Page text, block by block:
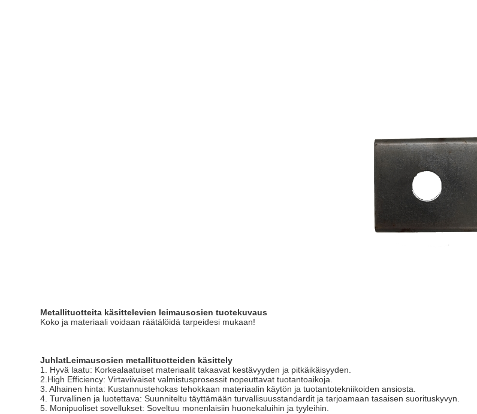
Metallituotteita käsittelevien leimausosien tuotekuvaus
Koko ja materiaali voidaan räätälöidä tarpeidesi mukaan!
JuhlatLeimausosien metallituotteiden käsittely
1. Hyvä laatu: Korkealaatuiset materiaalit takaavat kestävyyden ja pitkäikäisyyden.
2.High Efficiency: Virtaviivaiset valmistusprosessit nopeuttavat tuotantoaikoja.
3. Alhainen hinta: Kustannustehokas tehokkaan materiaalin käytön ja tuotantotekniikoiden ansiosta.
4. Turvallinen ja luotettava: Suunniteltu täyttämään turvallisuusstandardit ja tarjoamaan tasaisen suorituskyvyn.
5. Monipuoliset sovellukset: Soveltuu monenlaisiin huonekaluihin ja tyyleihin.